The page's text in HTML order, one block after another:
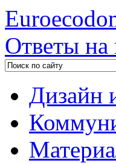
Ответы на
Дизайн